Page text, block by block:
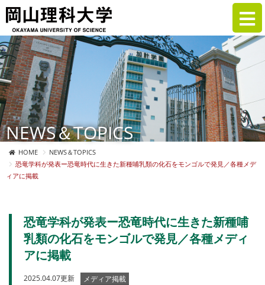
NEWS＆TOPICS
HOME
NEWS＆TOPICS
恐竜学科が発表ー恐竜時代に生きた新種哺乳類の化石をモンゴルで発見／各種メデ
ィアに掲載
恐竜学科が発表ー恐竜時代に生きた新種哺
乳類の化石をモンゴルで発見／各種メディ
アに掲載
2025.04.07更新 メディア掲載